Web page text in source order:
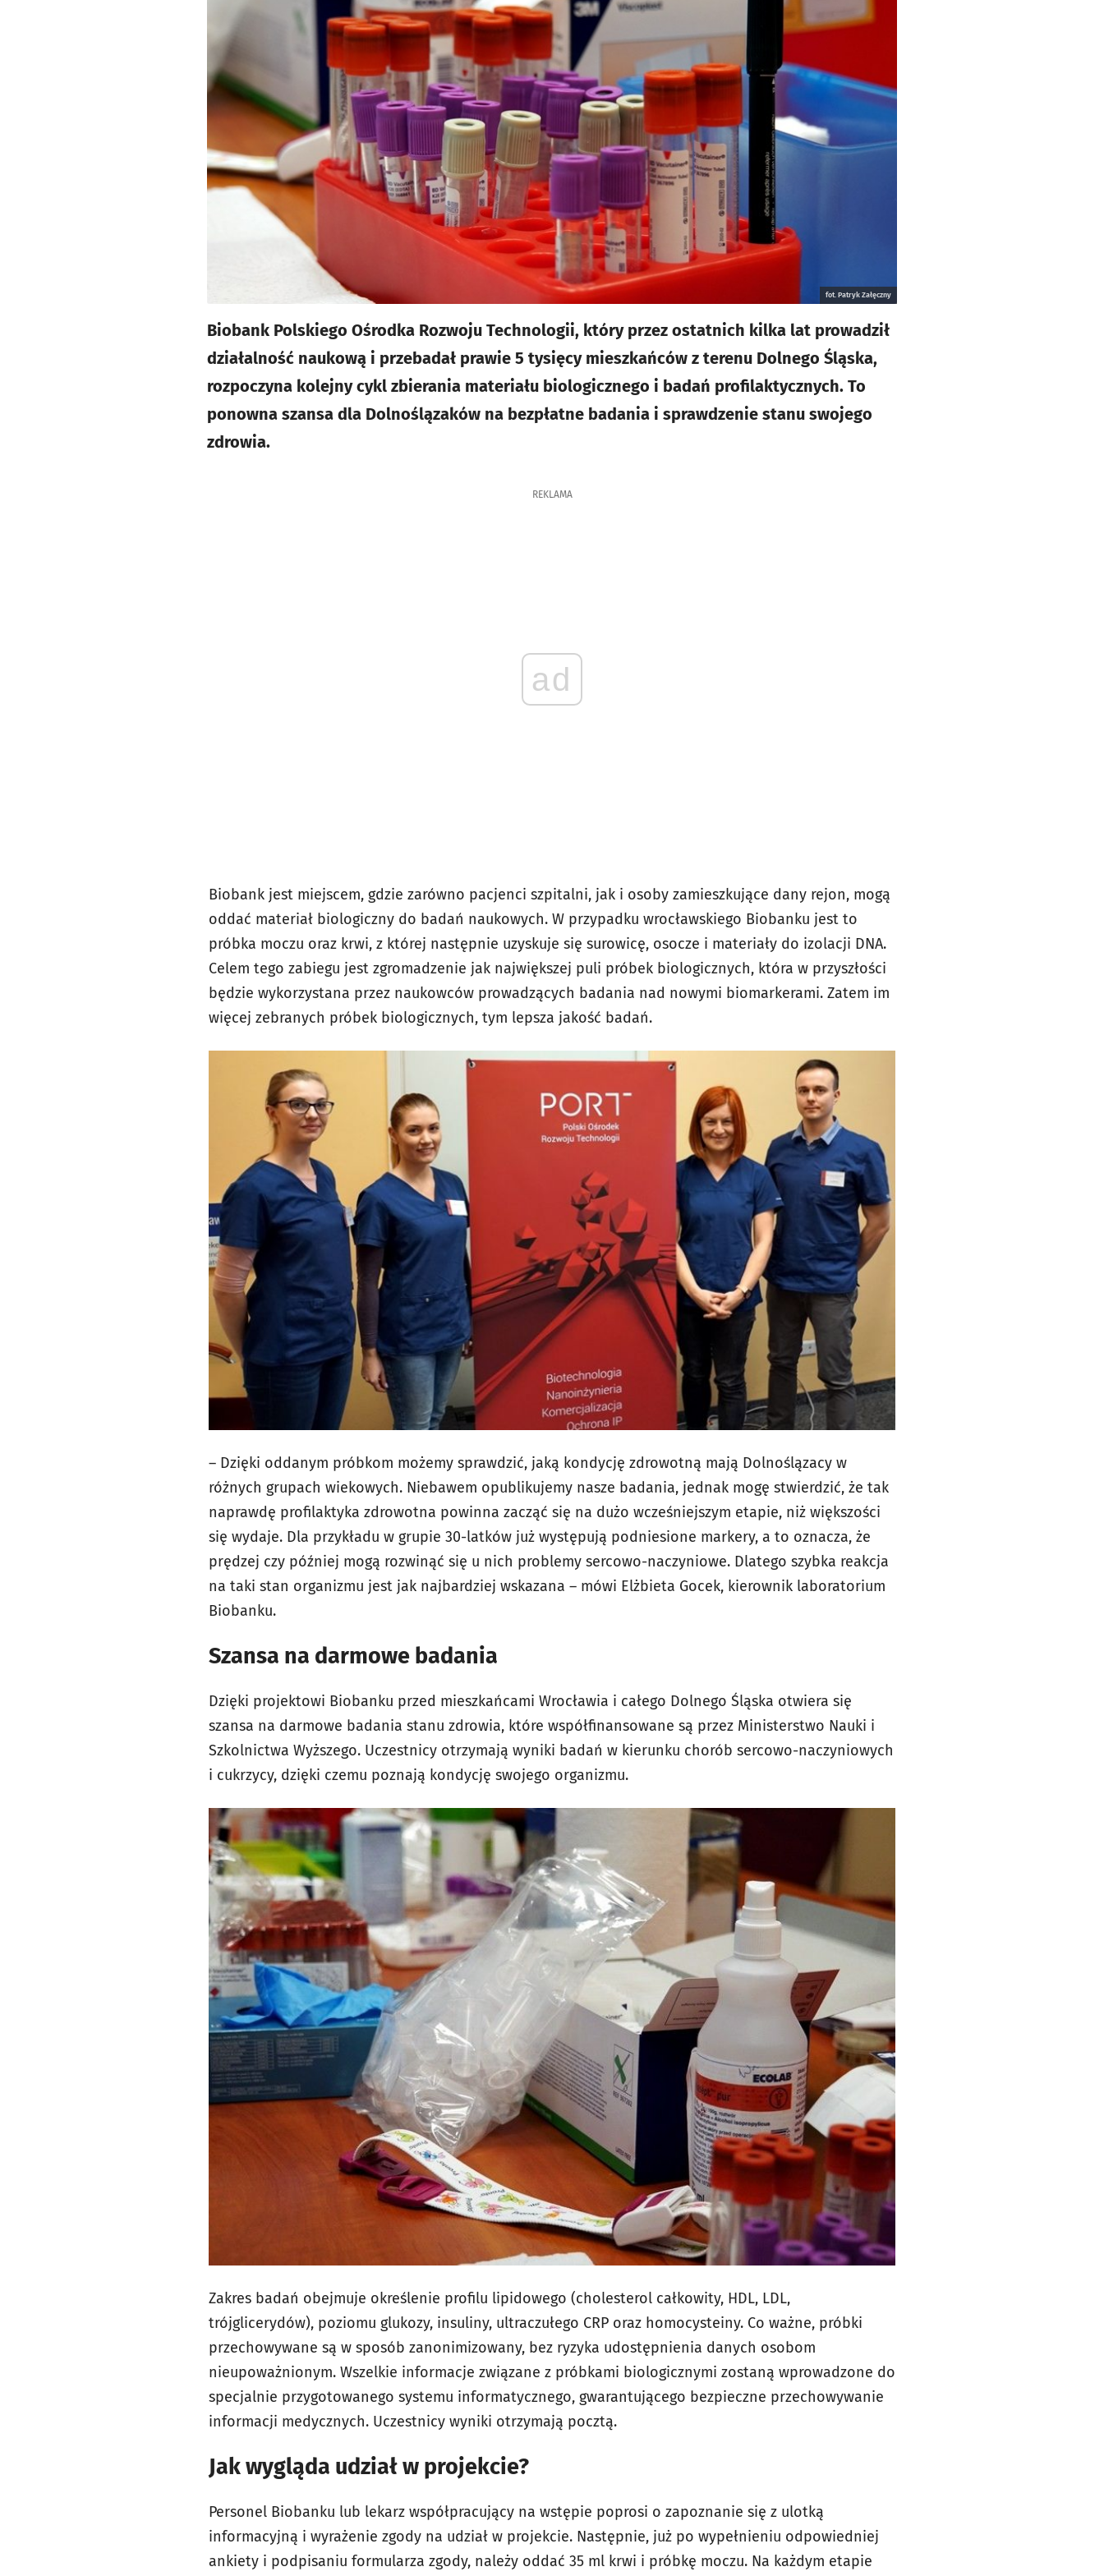
fot. Patryk Załęczny
Biobank Polskiego Ośrodka Rozwoju Technologii, który przez ostatnich kilka lat prowadził
działalność naukową i przebadał prawie 5 tysięcy mieszkańców z terenu Dolnego Śląska,
rozpoczyna kolejny cykl zbierania materiału biologicznego i badań profilaktycznych. To
ponowna szansa dla Dolnoślązaków na bezpłatne badania i sprawdzenie stanu swojego
zdrowia.
REKLAMA
ad
Biobank jest miejscem, gdzie zarówno pacjenci szpitalni, jak i osoby zamieszkujące dany rejon, mogą
oddać materiał biologiczny do badań naukowych. W przypadku wrocławskiego Biobanku jest to
próbka moczu oraz krwi, z której następnie uzyskuje się surowicę, osocze i materiały do izolacji DNA.
Celem tego zabiegu jest zgromadzenie jak największej puli próbek biologicznych, która w przyszłości
będzie wykorzystana przez naukowców prowadzących badania nad nowymi biomarkerami. Zatem im
więcej zebranych próbek biologicznych, tym lepsza jakość badań.
– Dzięki oddanym próbkom możemy sprawdzić, jaką kondycję zdrowotną mają Dolnoślązacy w
różnych grupach wiekowych. Niebawem opublikujemy nasze badania, jednak mogę stwierdzić, że tak
naprawdę profilaktyka zdrowotna powinna zacząć się na dużo wcześniejszym etapie, niż większości
się wydaje. Dla przykładu w grupie 30-latków już występują podniesione markery, a to oznacza, że
prędzej czy później mogą rozwinąć się u nich problemy sercowo-naczyniowe. Dlatego szybka reakcja
na taki stan organizmu jest jak najbardziej wskazana – mówi Elżbieta Gocek, kierownik laboratorium
Biobanku.
Szansa na darmowe badania
Dzięki projektowi Biobanku przed mieszkańcami Wrocławia i całego Dolnego Śląska otwiera się
szansa na darmowe badania stanu zdrowia, które współfinansowane są przez Ministerstwo Nauki i
Szkolnictwa Wyższego. Uczestnicy otrzymają wyniki badań w kierunku chorób sercowo-naczyniowych
i cukrzycy, dzięki czemu poznają kondycję swojego organizmu.
Zakres badań obejmuje określenie profilu lipidowego (cholesterol całkowity, HDL, LDL,
trójglicerydów), poziomu glukozy, insuliny, ultraczułego CRP oraz homocysteiny. Co ważne, próbki
przechowywane są w sposób zanonimizowany, bez ryzyka udostępnienia danych osobom
nieupoważnionym. Wszelkie informacje związane z próbkami biologicznymi zostaną wprowadzone do
specjalnie przygotowanego systemu informatycznego, gwarantującego bezpieczne przechowywanie
informacji medycznych. Uczestnicy wyniki otrzymają pocztą.
Jak wygląda udział w projekcie?
Personel Biobanku lub lekarz współpracujący na wstępie poprosi o zapoznanie się z ulotką
informacyjną i wyrażenie zgody na udział w projekcie. Następnie, już po wypełnieniu odpowiedniej
ankiety i podpisaniu formularza zgody, należy oddać 35 ml krwi i próbkę moczu. Na każdym etapie